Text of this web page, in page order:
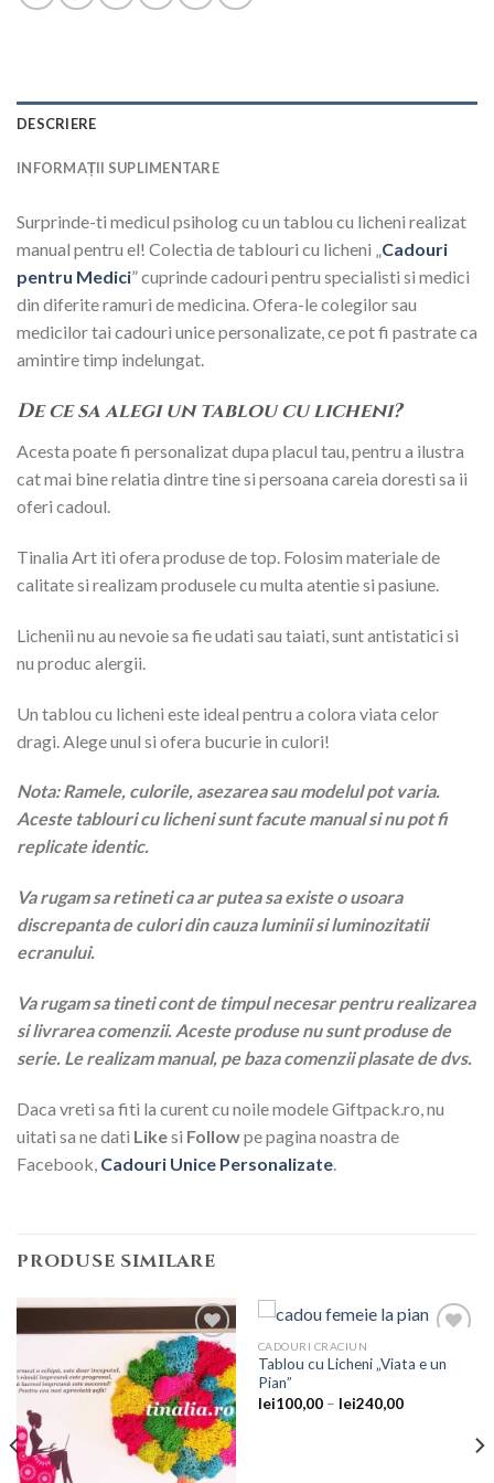
DESCRIERE
INFORMAȚII SUPLIMENTARE
Surprinde-ti medicul psiholog cu un tablou cu licheni realizat
manual pentru el! Colectia de tablouri cu licheni „Cadouri
pentru Medici” cuprinde cadouri pentru specialisti si medici
din diferite ramuri de medicina. Ofera-le colegilor sau
medicilor tai cadouri unice personalizate, ce pot fi pastrate ca
amintire timp indelungat.
De ce sa alegi un tablou cu licheni?
Acesta poate fi personalizat dupa placul tau, pentru a ilustra
cat mai bine relatia dintre tine si persoana careia doresti sa ii
oferi cadoul.
Tinalia Art iti ofera produse de top. Folosim materiale de
calitate si realizam produsele cu multa atentie si pasiune.
Lichenii nu au nevoie sa fie udati sau taiati, sunt antistatici si
nu produc alergii.
Un tablou cu licheni este ideal pentru a colora viata celor
dragi. Alege unul si ofera bucurie in culori!
Nota: Ramele, culorile, asezarea sau modelul pot varia.
Aceste tablouri cu licheni sunt facute manual si nu pot fi
replicate identic.
Va rugam sa retineti ca ar putea sa existe o usoara
discrepanta de culori din cauza luminii si luminozitatii
ecranului.
Va rugam sa tineti cont de timpul necesar pentru realizarea
si livrarea comenzii. Aceste produse nu sunt produse de
serie. Le realizam manual, pe baza comenzii plasate de dvs.
Daca vreti sa fiti la curent cu noile modele Giftpack.ro, nu
uitati sa ne dati Likesi Followpe pagina noastra de
Facebook, Cadouri Unice Personalizate.
PRODUSE SIMILARE
Adaugare
la
favorite
CADOURI CRACIUN
Tablou cu Licheni „Viata e un
Pian”
lei100,00 – lei240,00Interval